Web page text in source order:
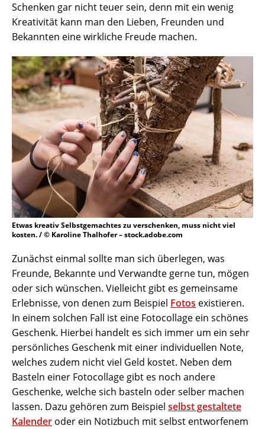
Schenken gar nicht teuer sein, denn mit ein wenig
Kreativität kann man den Lieben, Freunden und
Bekannten eine wirkliche Freude machen.
Etwas kreativ Selbstgemachtes zu verschenken, muss nicht viel
kosten. / © Karoline Thalhofer – stock.adobe.com
Zunächst einmal sollte man sich überlegen, was
Freunde, Bekannte und Verwandte gerne tun, mögen
oder sich wünschen. Vielleicht gibt es gemeinsame
Erlebnisse, von denen zum Beispiel Fotos existieren.
In einem solchen Fall ist eine Fotocollage ein schönes
Geschenk. Hierbei handelt es sich immer um ein sehr
persönliches Geschenk mit einer individuellen Note,
welches zudem nicht viel Geld kostet. Neben dem
Basteln einer Fotocollage gibt es noch andere
Geschenke, welche sich basteln oder selber machen
lassen. Dazu gehören zum Beispiel selbst gestaltete
Kalender oder ein Notizbuch mit selbst entworfenem